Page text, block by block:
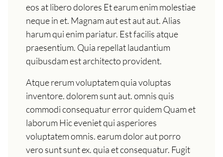
eos at libero dolores Et earum enim molestiae
neque in et. Magnam aut est aut aut. Alias
harum qui enim pariatur. Est facilis atque
praesentium. Quia repellat laudantium
quibusdam est architecto provident.
Atque rerum voluptatem quia voluptas
inventore. dolorem sunt aut. omnis quis
commodi consequatur error quidem Quam et
laborum Hic eveniet qui asperiores
voluptatem omnis. earum dolor aut porro
vero sunt sunt ex. quia et consequatur. Fugit